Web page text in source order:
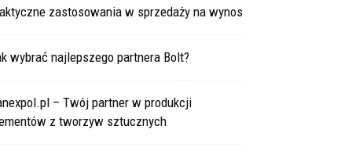
zastosowania w sprzedaży na wynos
wybrać najlepszego partnera Bolt?
– Twój partner w produkcji
z tworzyw sztucznych